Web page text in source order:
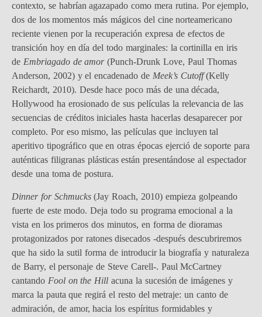
contexto, se habrían agazapado como mera rutina. Por ejemplo,
dos de los momentos más mágicos del cine norteamericano
reciente vienen por la recuperación expresa de efectos de
transición hoy en día del todo marginales: la cortinilla en iris
de Embriagado de amor(Punch-Drunk Love, Paul Thomas
Anderson, 2002) y el encadenado de Meek’s Cutoff(Kelly
Reichardt, 2010). Desde hace poco más de una década,
Hollywood ha erosionado de sus películas la relevancia de las
secuencias de créditos iniciales hasta hacerlas desaparecer por
completo. Por eso mismo, las películas que incluyen tal
aperitivo tipográfico que en otras épocas ejerció de soporte para
auténticas filigranas plásticas están presentándose al espectador
desde una toma de postura.
Dinner for Schmucks(Jay Roach, 2010) empieza golpeando
fuerte de este modo. Deja todo su programa emocional a la
vista en los primeros dos minutos, en forma de dioramas
protagonizados por ratones disecados -después descubriremos
que ha sido la sutil forma de introducir la biografía y naturaleza
de Barry, el personaje de Steve Carell-. Paul McCartney
cantando Fool on the Hill acuna la sucesión de imágenes y
marca la pauta que regirá el resto del metraje: un canto de
admiración, de amor, hacia los espíritus formidables y